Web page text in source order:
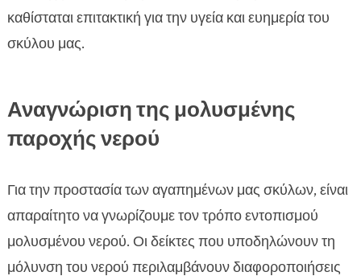
καθίσταται επιτακτική για την υγεία και ευημερία του
σκύλου μας.
Αναγνώριση της μολυσμένης
παροχής νερού
Για την προστασία των αγαπημένων μας σκύλων, είναι
απαραίτητο να γνωρίζουμε τον τρόπο εντοπισμού
μολυσμένου νερού. Οι δείκτες που υποδηλώνουν τη
μόλυνση του νερού περιλαμβάνουν διαφοροποιήσεις